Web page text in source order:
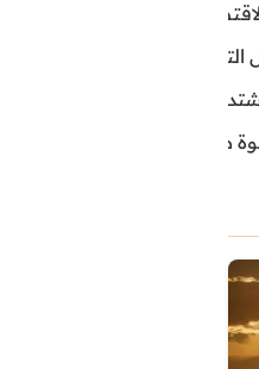
البريطاني خسائر تجاوزت 1.5 مليار
الاجتماعي على القاصرين
تشتد وتقترب من سواحل
طاقية إقليمية